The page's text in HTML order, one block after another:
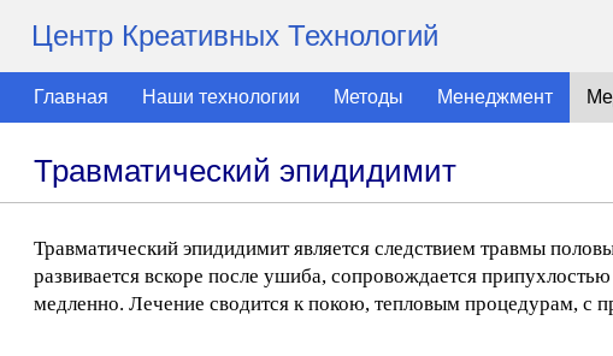
Центр Креативных Технологий
Главная Наши технологии Методы Менеджмент
Травматический эпидидимит
Травматический эпидидимит является следствием травмы
развивается вскоре после ушиба, сопровождается
медленно. Лечение сводится к покою, тепловым процедурам, с